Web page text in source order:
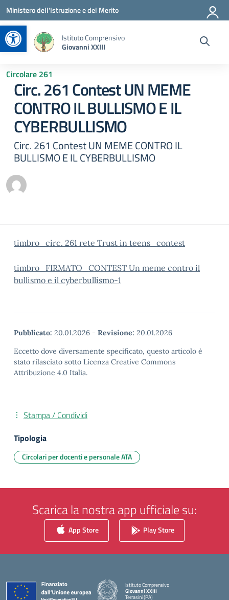
Apri la barra degli strumenti
Vai ai contenuti
Vai al menu di navigazione
Vai al footer
Ministero dell'Istruzione e del Merito
Istituto Comprensivo
Giovanni XXIII
Circolare 261
Circ. 261 Contest UN MEME
CONTRO IL BULLISMO E IL
CYBERBULLISMO
Circ. 261 Contest UN MEME CONTRO IL
BULLISMO E IL CYBERBULLISMO
timbro_circ. 261 rete Trust in teens_contest
timbro_FIRMATO_CONTEST Un meme contro il
bullismo e il cyberbullismo-1
Pubblicato: 20.01.2026 - Revisione: 20.01.2026
Eccetto dove diversamente specificato, questo articolo è
stato rilasciato sotto Licenza Creative Commons
Attribuzione 4.0 Italia.
Stampa / Condividi
Tipologia
Circolari per docenti e personale ATA
Scarica la nostra app ufficiale su:
App Store Play Store
Istituto Comprensivo
Giovanni XXIII
Terrasini (PA)